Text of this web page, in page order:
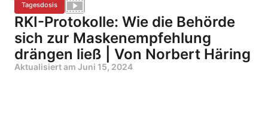
Tagesdosis
RKI-Protokolle: Wie die Behörde
sich zur Maskenempfehlung
drängen ließ | Von Norbert Häring
Aktualisiert am Juni 15, 2024